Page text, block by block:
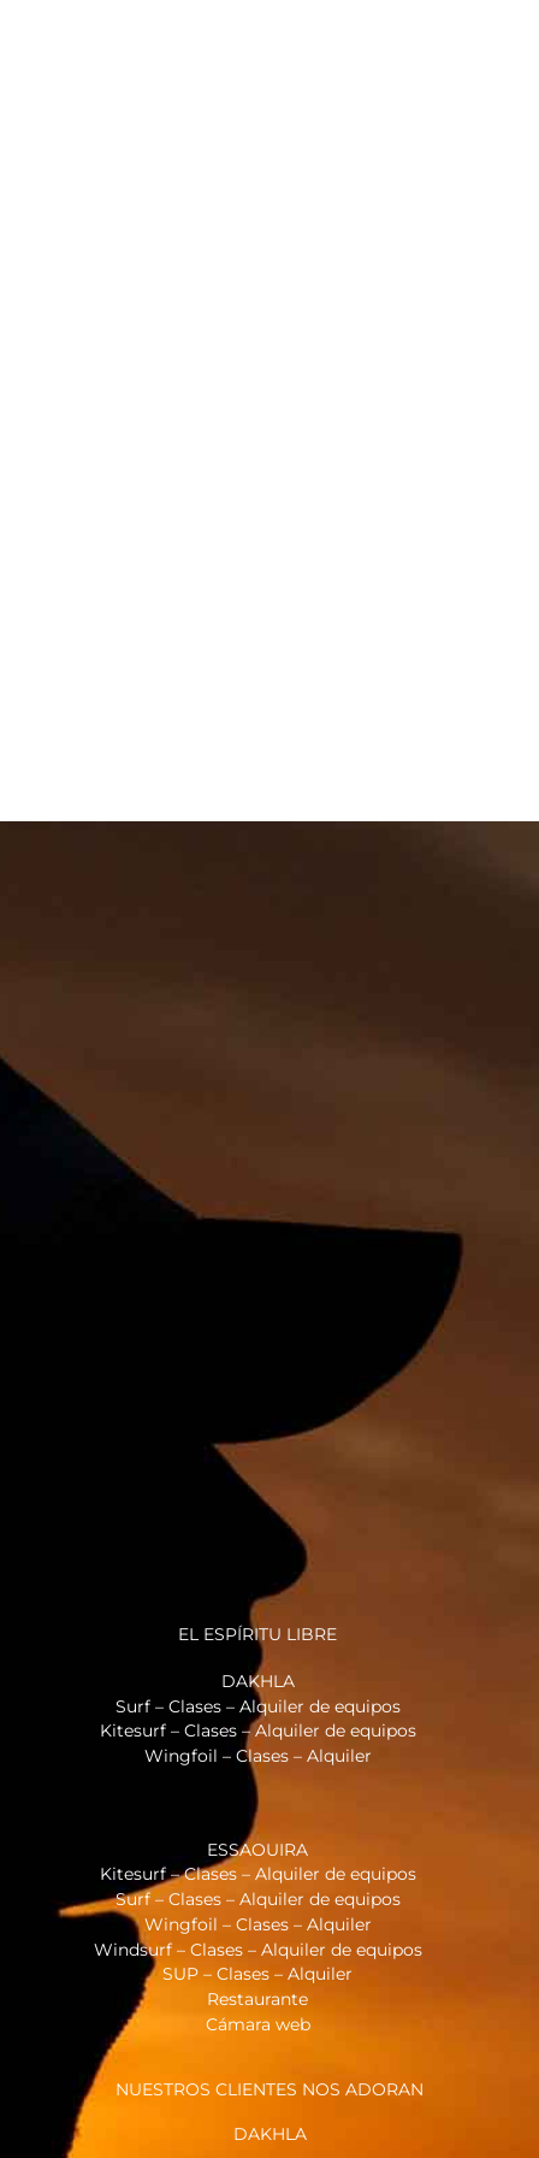
EL ESPÍRITU LIBRE
DAKHLA
Surf – Clases – Alquiler de equipos
Kitesurf – Clases – Alquiler de equipos
Wingfoil – Clases – Alquiler
ESSAOUIRA
Kitesurf – Clases – Alquiler de equipos
Surf – Clases – Alquiler de equipos
Wingfoil – Clases – Alquiler
Windsurf – Clases – Alquiler de equipos
SUP – Clases – Alquiler
Restaurante
Cámara web
NUESTROS CLIENTES NOS ADORAN
DAKHLA